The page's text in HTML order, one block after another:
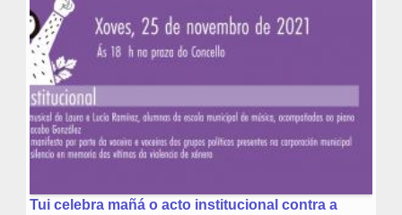
Tui celebra mañá o acto institucional contra a